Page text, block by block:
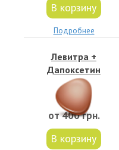
В корзину
Подробнее
Левитра +
Дапоксетин
от 400 грн.
В корзину